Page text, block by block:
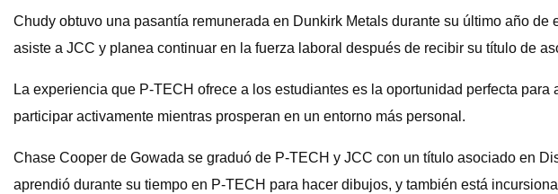
Chudy obtuvo una pasantía remunerada en Dunkirk Metals durante su último año
asiste a JCC y planea continuar en la fuerza laboral después de recibir su título de
La experiencia que P-TECH ofrece a los estudiantes es la oportunidad perfecta
participar activamente mientras prosperan en un entorno más personal.
Chase Cooper de Gowada se graduó de P-TECH y JCC con un título asociado en
aprendió durante su tiempo en P-TECH para hacer dibujos, y también está